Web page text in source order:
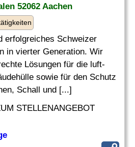
52062 Aachen
erfolgreiches Schweizer
in vierter Generation. Wir
Lösungen für die luft-
sowie für den Schutz
Schall und [...]
STELLENANGEBOT